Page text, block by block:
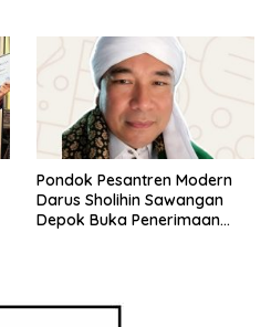
Pondok Pesantren Modern
Darus Sholihin Sawangan
Depok Buka Penerimaan